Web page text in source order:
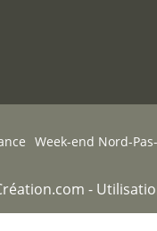
Week-end Nord-
-